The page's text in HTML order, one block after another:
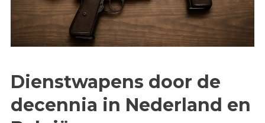
Dienstwapens door de
decennia in Nederland en